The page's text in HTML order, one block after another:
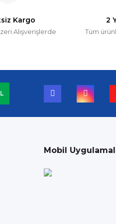
Kargo
Alışverişlerde
2
Tüm
Mobil